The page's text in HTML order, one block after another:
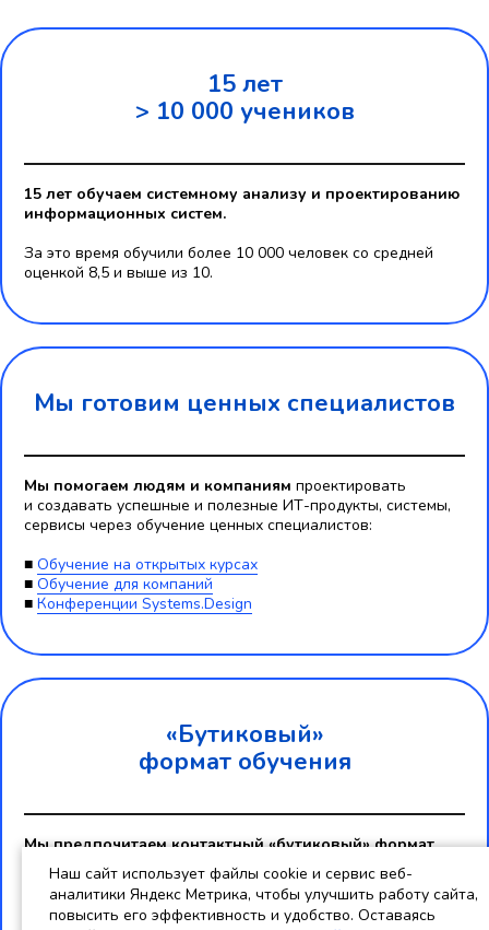
15 лет
> 10 000 учеников
15 лет обучаем системному анализу и проектированию
информационных систем.
За это время обучили более 10 000 человек со средней
оценкой 8,5 и выше из 10.
Мы готовим ценных специалистов
Мы помогаем людям и компаниям проектировать
и создавать успешные и полезные ИТ-продукты, системы,
сервисы через обучение ценных специалистов:
■ Обучение на открытых курсах
■ Обучение для компаний
■ Конференции Systems.Design
«Бутиковый»
формат обучения
Мы предпочитаем контактный «бутиковый» формат
обучения:
■ живое онлайн обучение в режиме реального времени,не
в записи
Наш сайт использует файлы cookie и сервис веб-
аналитики Яндекс Метрика, чтобы улучшить работу сайта,
повысить его эффективность и удобство. Оставаясь